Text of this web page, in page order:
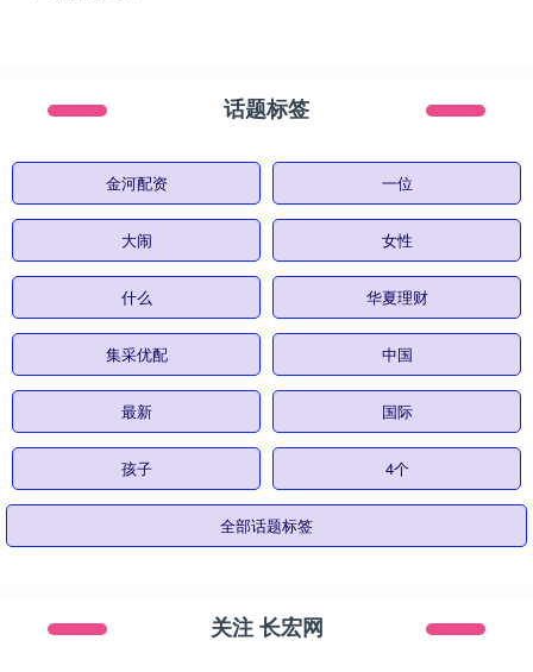
话题标签
金河配资 一位
大闹 女性
什么 华夏理财
集采优配 中国
最新 国际
孩子 4个
全部话题标签
关注 长宏网